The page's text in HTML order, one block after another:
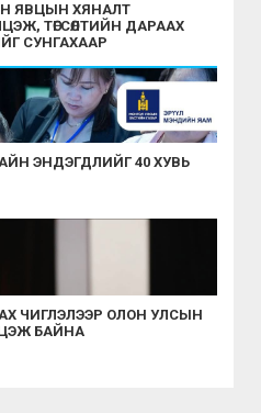
ЯВЦЫН ХЯНАЛТ
ТӨГСӨЛТИЙН ДАРААХ
СУНГАХААР
ЭНДЭГДЛИЙГ 40 ХУВЬ
ЧИГЛЭЛЭЭР ОЛОН УЛСЫН
БАЙНА